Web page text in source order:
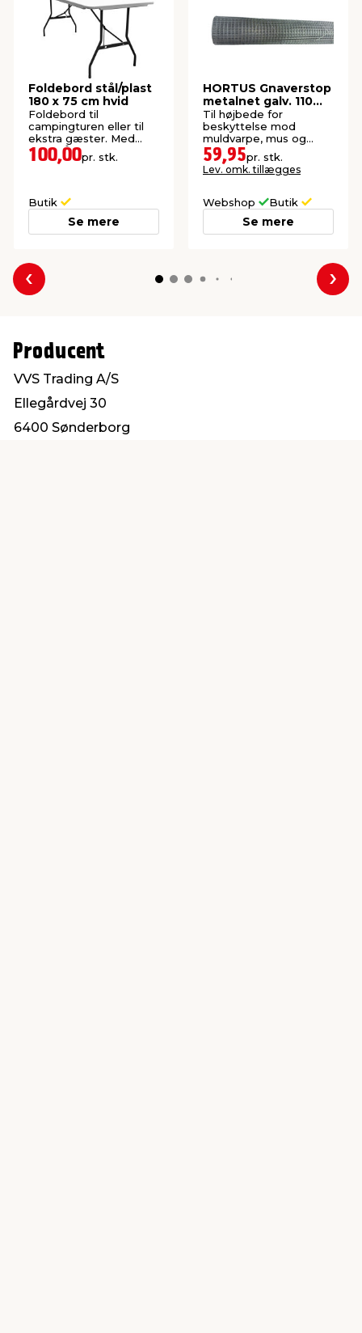
Foldebord stål/plast
180 x 75 cm hvid
Foldebord til
campingturen eller til
ekstra gæster. Med
bærehåndtag.
100,00pr. stk.
Butik
Se mere
HORTUS Gnaverstop
metalnet galv. 110
cm x 1,5 meter
Til højbede for
beskyttelse mod
muldvarpe, mus og
mosegrise.
59,95pr. stk.
Lev. omk. tillægges
Webshop Butik
Se mere
Forrige
Producent
VVS Trading A/S
Ellegårdvej 30
6400 Sønderborg